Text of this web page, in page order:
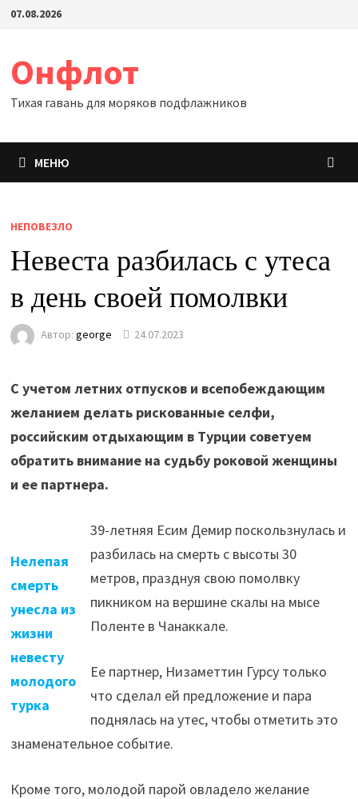
Перейти
07.08.2026
Онфлот
Тихая гавань для моряков подфлажников
МЕНЮ
НЕПОВЕЗЛО
Невеста разбилась с утеса
в день своей помолвки
Автор: george 24.07.2023
С учетом летних отпусков и всепобеждающим
желанием делать рискованные селфи,
российским отдыхающим в Турции советуем
обратить внимание на судьбу роковой женщины
и ее партнера.
Нелепая
смерть
унесла из
жизни
невесту
молодого
турка
39-летняя Есим Демир поскользнулась и
разбилась на смерть с высоты 30
метров, празднуя свою помолвку
пикником на вершине скалы на мысе
Поленте в Чанаккале.
Ее партнер, Низаметтин Гурсу только
что сделал ей предложение и пара
поднялась на утес, чтобы отметить это
знаменательное событие.
Кроме того, молодой парой овладело желание